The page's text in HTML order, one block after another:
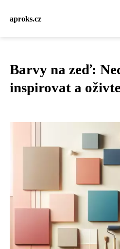
aproks.cz
Barvy na zeď:
inspirovat a